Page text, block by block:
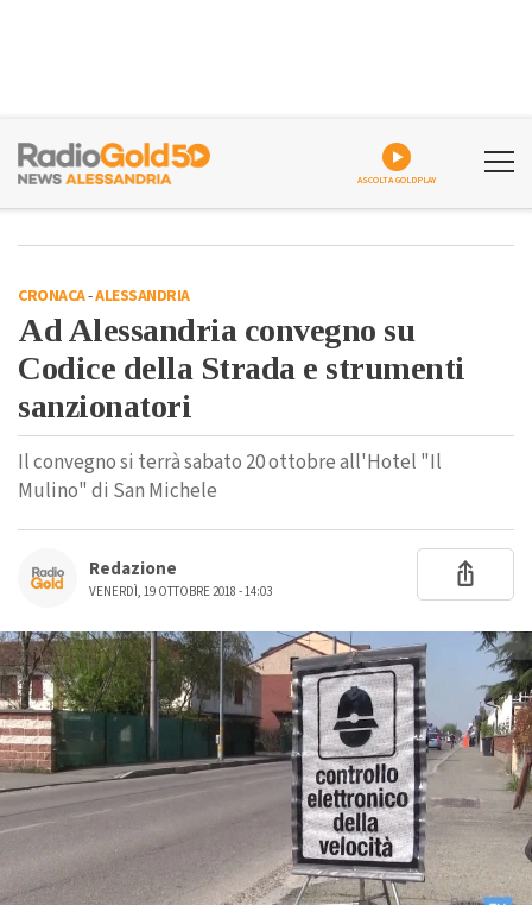
ASCOLTA GOLDPLAY
CRONACA-ALESSANDRIA
Ad Alessandria convegno su
Codice della Strada e strumenti
sanzionatori
Il convegno si terrà sabato 20 ottobre all'Hotel "Il
Mulino" di San Michele
Redazione
VENERDÌ, 19 OTTOBRE 2018 - 14:03